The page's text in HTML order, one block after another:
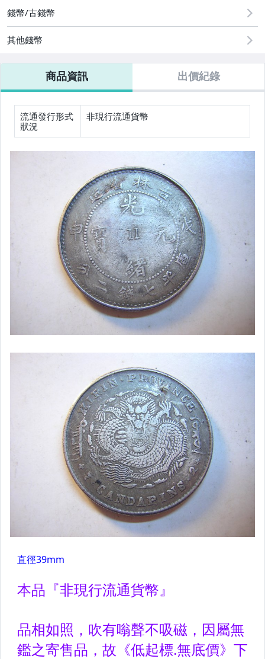
偶像、球員卡與郵幣
手錶與飾品配件
美容保養與彩妝
美食與地方特產
運動、戶外與休閒
錢幣/古錢幣
其他錢幣
商品資訊 出價紀錄
流通發行形式
狀況
非現行流通貨幣